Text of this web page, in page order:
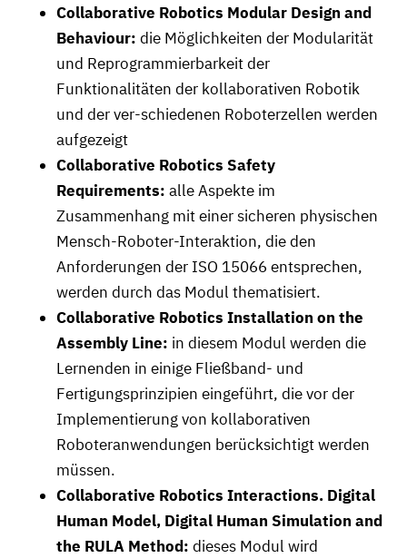
Collaborative Robotics Modular Design and
Behaviour: die Möglichkeiten der Modularität
und Reprogrammierbarkeit der
Funktionalitäten der kollaborativen Robotik
und der ver-schiedenen Roboterzellen werden
aufgezeigt
Collaborative Robotics Safety
Requirements: alle Aspekte im
Zusammenhang mit einer sicheren physischen
Mensch-Roboter-Interaktion, die den
Anforderungen der ISO 15066 entsprechen,
werden durch das Modul thematisiert.
Collaborative Robotics Installation on the
Assembly Line: in diesem Modul werden die
Lernenden in einige Fließband- und
Fertigungsprinzipien eingeführt, die vor der
Implementierung von kollaborativen
Roboteranwendungen berücksichtigt werden
müssen.
Collaborative Robotics Interactions. Digital
Human Model, Digital Human Simulation and
the RULA Method: dieses Modul wird